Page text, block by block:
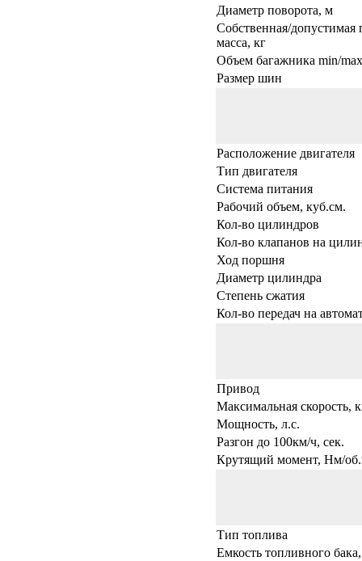
Диаметр поворота, м
Собственная/допустимая
масса, кг
Объем багажника min/
Размер шин
Расположение двигателя
Тип двигателя
Система питания
Рабочий объем, куб.см.
Кол-во цилиндров
Кол-во клапанов на
Ход поршня
Диаметр цилиндра
Степень сжатия
Кол-во передач на
Привод
Максимальная скорость,
Мощность, л.с.
Разгон до 100км/ч, сек.
Крутящий момент, Нм/
Тип топлива
Емкость топливного